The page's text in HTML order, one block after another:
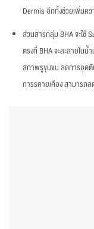
Dermis อีกทั้งช่วยเพิ่มค
ส่วนสารกลุ่ม BHA จะใช้
ตรงที่ BHA จะละลายใน
สภาพรูขุมขน ลดการอุดตั
การรคายเคือง สามารถล